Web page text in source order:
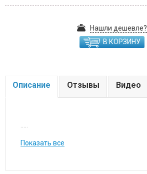
Нашли дешевле?
В КОРЗИНУ
Описание Отзывы Видео
Показать все